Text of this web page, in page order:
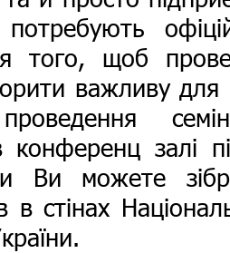
того, щоб
важливу для
конференц залі
Ви можете
в стінах